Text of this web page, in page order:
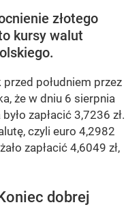
złotego
kursy walut
południem przez
że w dniu 6 sierpnia
zapłacić 3,7236 zł.
czyli euro 4,2982
zapłacić 4,6049 zł,
dobrej